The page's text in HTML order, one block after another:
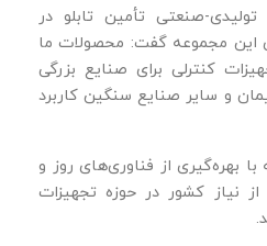
صنعتی تأمین تابلو در
این مجموعه گفت: محصولات ما
کنترلی برای صنایع بزرگی
و سایر صنایع سنگین کاربرد
بهره‌گیری از فناوری‌های روز و
نیاز کشور در حوزه تجهیزات